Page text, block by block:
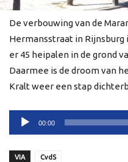
De verbouwing van de
Hermansstraat in
er 45 heipalen in de grond
Daarmee is de droom van
Kralt weer een stap
Audiospeler
00:00
VIA CvdS